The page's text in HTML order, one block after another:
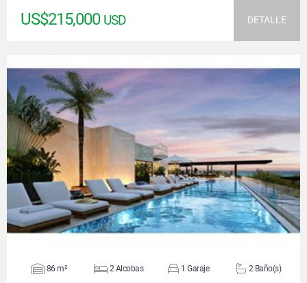
US$215,000 USD DETALLE
VER DETALLES
86 m² 2 Alcobas 1 Garaje 2 Baño(s)